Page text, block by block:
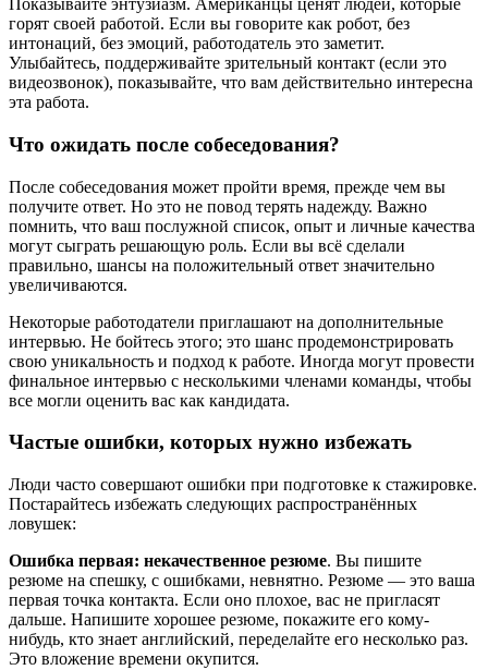
Показывайте энтузиазм. Американцы ценят людей, которые
горят своей работой. Если вы говорите как робот, без
интонаций, без эмоций, работодатель это заметит.
Улыбайтесь, поддерживайте зрительный контакт (если это
видеозвонок), показывайте, что вам действительно интересна
эта работа.
Что ожидать после собеседования?
После собеседования может пройти время, прежде чем вы
получите ответ. Но это не повод терять надежду. Важно
помнить, что ваш послужной список, опыт и личные качества
могут сыграть решающую роль. Если вы всё сделали
правильно, шансы на положительный ответ значительно
увеличиваются.
Некоторые работодатели приглашают на дополнительные
интервью. Не бойтесь этого; это шанс продемонстрировать
свою уникальность и подход к работе. Иногда могут провести
финальное интервью с несколькими членами команды, чтобы
все могли оценить вас как кандидата.
Частые ошибки, которых нужно избежать
Люди часто совершают ошибки при подготовке к стажировке.
Постарайтесь избежать следующих распространённых
ловушек:
Ошибка первая: некачественное резюме. Вы пишите
резюме на спешку, с ошибками, невнятно. Резюме — это ваша
первая точка контакта. Если оно плохое, вас не пригласят
дальше. Напишите хорошее резюме, покажите его кому-
нибудь, кто знает английский, переделайте его несколько раз.
Это вложение времени окупится.